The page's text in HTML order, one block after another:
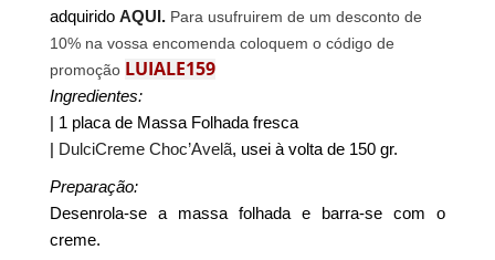
adquiridoAQUI. Para usufruirem de um desconto de
10% na vossa encomenda coloquem o código de
promoção LUIALE159
Ingredientes:
| 1 placa de Massa Folhada fresca
| DulciCreme Choc’Avelã, usei à volta de 150 gr.
Preparação:
Desenrola-se a massa folhada e barra-se com o
creme.